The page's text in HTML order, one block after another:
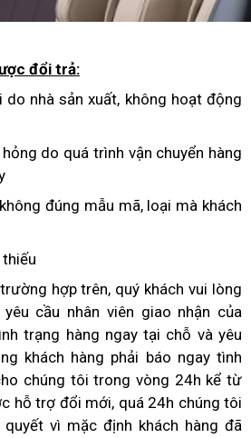
đổi trả:
sản xuất, không hoạt động
quá trình vận chuyển hàng
đúng mẫu mã, loại mà khách
hợp trên, quý khách vui lòng
cầu nhân viên giao nhận của
trạng hàng ngay tại chỗ và yêu
khách hàng phải báo ngay tình
chúng tôi trong vòng 24h kể từ
hỗ trợ đổi mới, quá 24h chúng tôi
vì mặc định khách hàng đã